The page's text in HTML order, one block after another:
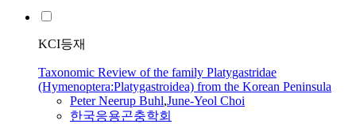
KCI등재
Taxonomic Review of the family Platygastridae
(Hymenoptera:Platygastroidea) from the Korean Peninsula
Peter Neerup Buhl,June-Yeol Choi
한국응용곤충학회